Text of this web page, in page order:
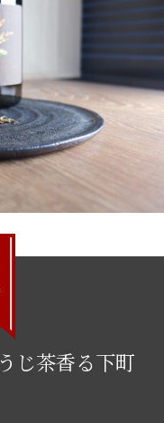
じ茶香る下町